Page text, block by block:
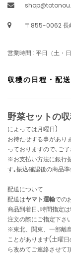
〒855-0062 長
営業時間 : 平日（土・
収穫の日程・配
野菜セットの
によっては月曜日)
お待たせする事があり
っておりますので､ご
※お支払い方法に銀行
す｡振込確認後の商品
配送について
配送はヤマト運輸での
商品到着日､時間指定
注文の際にご指定下さ
※東北、関東、一部離
ことがあります(土曜
ら改めてご連絡させて